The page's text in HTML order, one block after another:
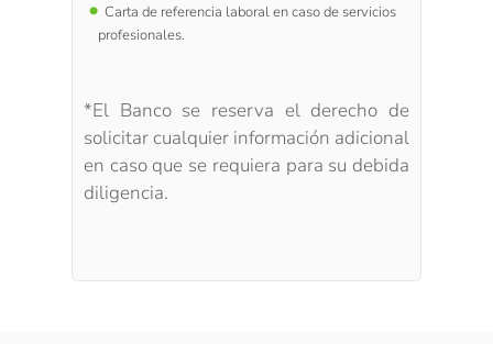
Carta de referencia laboral en caso de servicios
profesionales.
*El Banco se reserva el derecho de
solicitar cualquier información adicional
en caso que se requiera para su debida
diligencia.